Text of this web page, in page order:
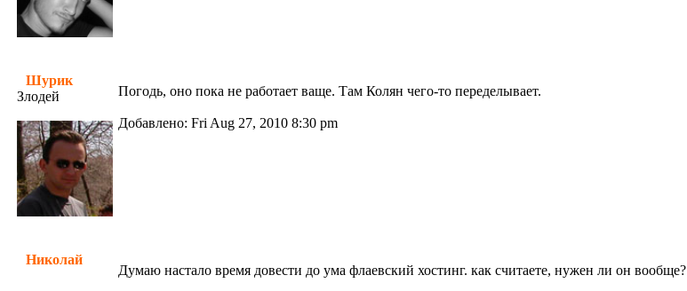
Шурик
Злодей
Погодь, оно пока не работает ваще. Там Колян чего-то переделывает.
Добавлено: Fri Aug 27, 2010 8:30 pm
Николай
Думаю настало время довести до ума флаевский хостинг. как считаете, нужен ли он вообще?